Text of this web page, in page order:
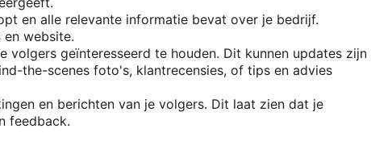
en alle relevante informatie bevat over je bedrijf.
website.
volgers geïnteresseerd te houden. Dit kunnen updates zijn
the-scenes foto's, klantrecensies, of tips en advies
en berichten van je volgers. Dit laat zien dat je
feedback.